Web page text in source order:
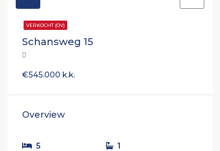
VERKOCHT (OV)
Schansweg 15
€545.000 k.k.
Overview
5
1